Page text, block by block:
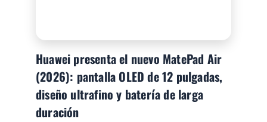
Huawei presenta el nuevo MatePad Air
(2026): pantalla OLED de 12 pulgadas,
diseño ultrafino y batería de larga
duración